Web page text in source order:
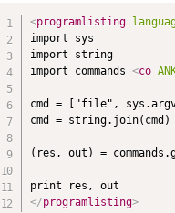
<programlisting
import sys
import string
import commands <co
cmd = ["file",
cmd =
(res, out) =
</programlisting>